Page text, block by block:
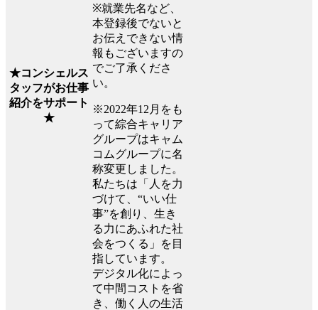
★コンシェルス
タッフがお仕事
紹介をサポート
★
※就業先名など、
本登録後でないと
お伝えできない情
報もございますの
でご了承くださ
い。
※2022年12月をも
って綜合キャリア
グループはキャム
コムグループに名
称変更しました。
私たちは「人を力
づけて、“いい仕
事”を創り、生き
る力にあふれた社
会をつくる」を目
指しています。
デジタル化によっ
て中間コストを省
き、働く人の生活